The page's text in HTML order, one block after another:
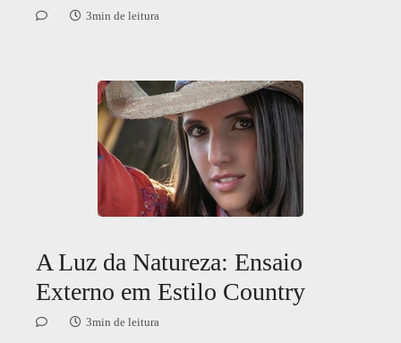
3min de leitura
A Luz da Natureza: Ensaio
Externo em Estilo Country
3min de leitura